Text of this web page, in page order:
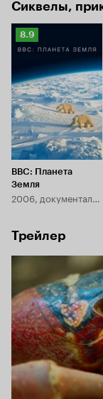
Сиквелы,
Рейтинг
Кинопоиска
8.9
BBC: Планета
Земля
2006, документальный
Трейлер